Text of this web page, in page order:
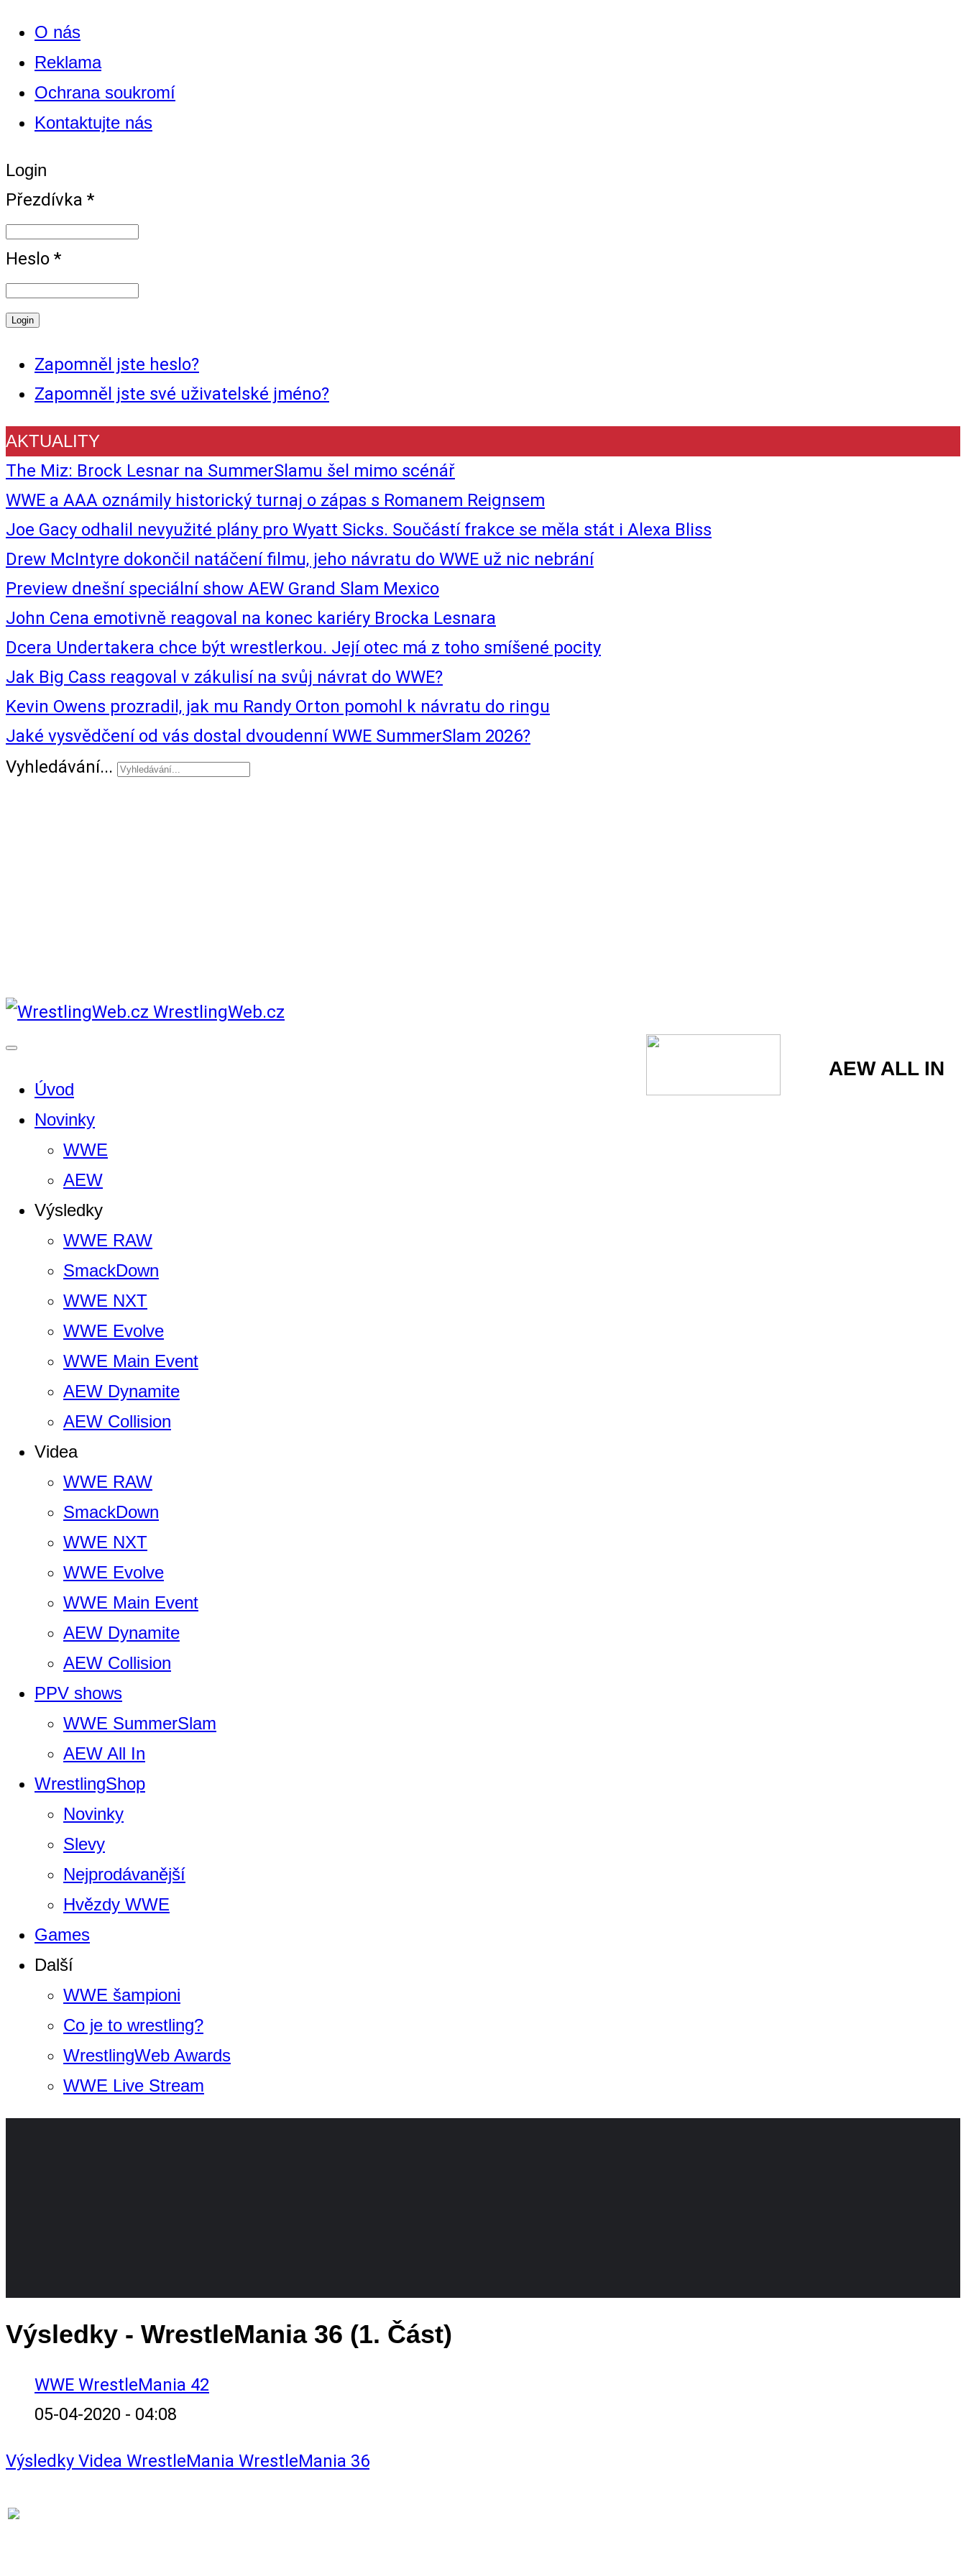
O nás
Reklama
Ochrana soukromí
Kontaktujte nás
Login
Přezdívka *
Heslo *
Zapomněl jste heslo?
Zapomněl jste své uživatelské jméno?
AKTUALITY
The Miz: Brock Lesnar na SummerSlamu šel mimo scénář
WWE a AAA oznámily historický turnaj o zápas s Romanem Reignsem
Joe Gacy odhalil nevyužité plány pro Wyatt Sicks. Součástí frakce se měla stát i Alexa Bliss
Drew McIntyre dokončil natáčení filmu, jeho návratu do WWE už nic nebrání
Preview dnešní speciální show AEW Grand Slam Mexico
John Cena emotivně reagoval na konec kariéry Brocka Lesnara
Dcera Undertakera chce být wrestlerkou. Její otec má z toho smíšené pocity
Jak Big Cass reagoval v zákulisí na svůj návrat do WWE?
Kevin Owens prozradil, jak mu Randy Orton pomohl k návratu do ringu
Jaké vysvědčení od vás dostal dvoudenní WWE SummerSlam 2026?
Vyhledávání...
WrestlingWeb.cz
AEW ALL IN
Úvod
Novinky
WWE
AEW
Výsledky
WWE RAW
SmackDown
WWE NXT
WWE Evolve
WWE Main Event
AEW Dynamite
AEW Collision
Videa
WWE RAW
SmackDown
WWE NXT
WWE Evolve
WWE Main Event
AEW Dynamite
AEW Collision
PPV shows
WWE SummerSlam
AEW All In
WrestlingShop
Novinky
Slevy
Nejprodávanější
Hvězdy WWE
Games
Další
WWE šampioni
Co je to wrestling?
WrestlingWeb Awards
WWE Live Stream
Výsledky - WrestleMania 36 (1. Část)
WWE WrestleMania 42
05-04-2020 - 04:08
Výsledky Videa WrestleMania WrestleMania 36